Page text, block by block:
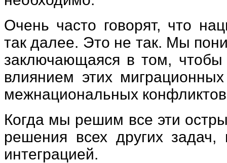
Очень часто говорят, что
так далее. Это не так. Мы
заключающаяся в том,
влиянием этих
межнациональных
Когда мы решим все эти
решения всех других
интеграцией.